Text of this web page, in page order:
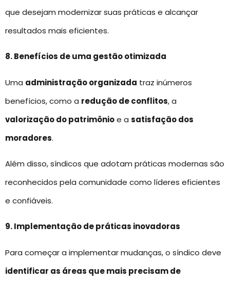
que desejam modernizar suas práticas e alcançar
resultados mais eficientes.
8. Benefícios de uma gestão otimizada
Uma administração organizada traz inúmeros
benefícios, como a redução de conflitos, a
valorização do patrimônioe a satisfação dos
moradores.
Além disso, síndicos que adotam práticas modernas são
reconhecidos pela comunidade como líderes eficientes
e confiáveis.
9. Implementação de práticas inovadoras
Para começar a implementar mudanças, o síndico deve
identificar as áreas que mais precisam de